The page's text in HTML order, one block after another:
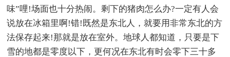
味”哩!场面也十分热闹。剩下的猪肉怎么办?一定有人会
说放在冰箱里啊!错!既然是东北人，就要用非常东北的方
法保存起来!那就是放在室外。地球人都知道，只要是下
雪的地都是零度以下，更何况在东北有时会零下三十多